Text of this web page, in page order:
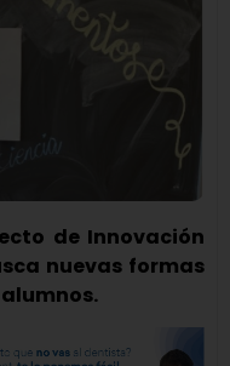
de Innovación
nuevas formas